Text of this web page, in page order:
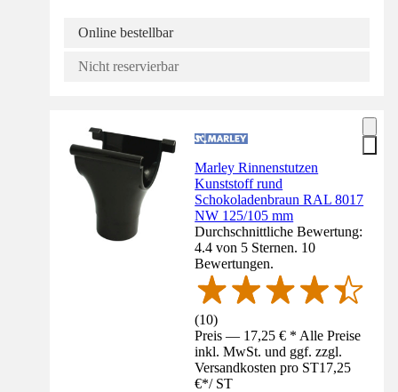
Online bestellbar
Nicht reservierbar
Marley Rinnenstutzen
Kunststoff rund
Schokoladenbraun RAL 8017
NW 125/105 mm
Durchschnittliche Bewertung:
4.4 von 5 Sternen. 10
Bewertungen.
(10)
Preis — 17,25 € * Alle Preise
inkl. MwSt. und ggf. zzgl.
Versandkosten pro ST17,25
€*/ ST